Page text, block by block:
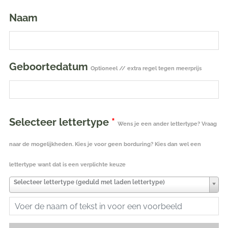
Naam
Geboortedatum Optioneel // extra regel tegen meerprijs
Selecteer lettertype * Wens je een ander lettertype? Vraag
naar de mogelijkheden. Kies je voor geen borduring? Kies dan wel een
lettertype want dat is een verplichte keuze
Selecteer lettertype (geduld met laden lettertype)
Roomwit
aantal